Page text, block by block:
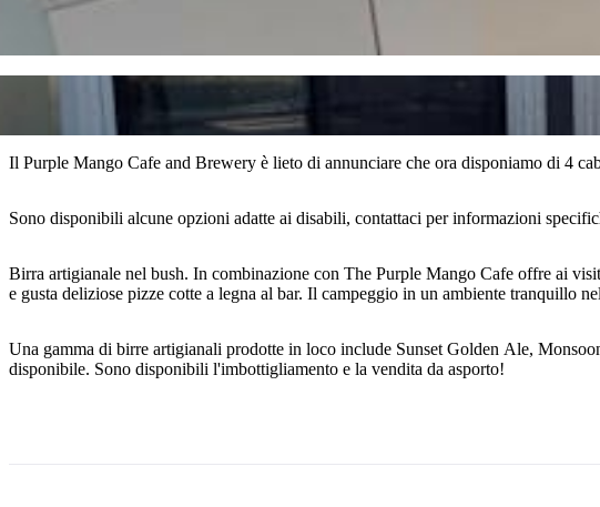
Il Purple Mango Cafe and Brewery è lieto di annunciare che ora disponiamo di 4
Sono disponibili alcune opzioni adatte ai disabili, contattaci per informazioni
Birra artigianale nel bush. In combinazione con The Purple Mango Cafe offre ai
e gusta deliziose pizze cotte a legna al bar. Il campeggio in un ambiente tranquillo
Una gamma di birre artigianali prodotte in loco include Sunset Golden Ale,
disponibile. Sono disponibili l'imbottigliamento e la vendita da asporto!